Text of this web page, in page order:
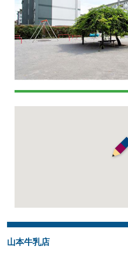
山本牛乳店